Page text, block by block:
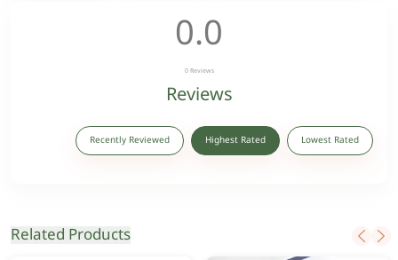
0.0
0 Reviews
Reviews
Recently Reviewed Highest Rated Lowest Rated
Related Products